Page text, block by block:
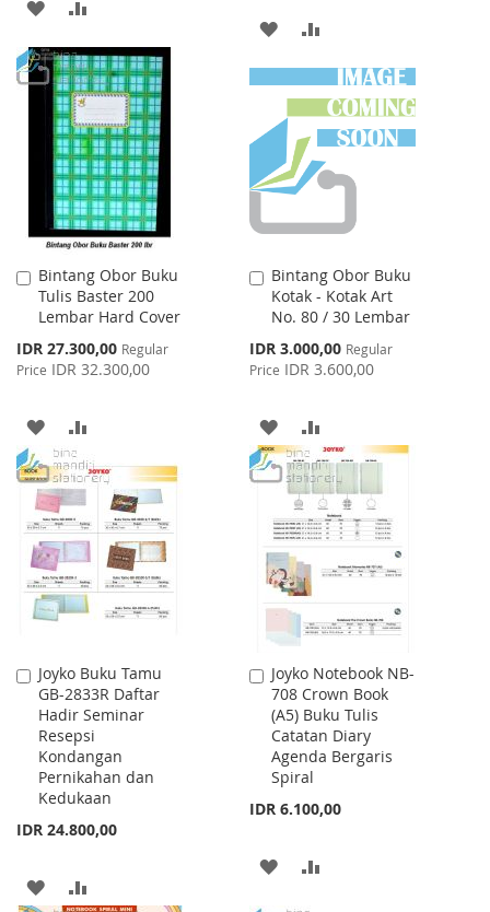
ADD
TO
WISH
LIST
TO
COMPARE
ADD
TO
WISH
LIST
TO
COMPARE
Bintang Obor Buku
Tulis Baster 200
Lembar Hard Cover
Special
Price
IDR 27.300,00 Regular
Price IDR 32.300,00
Add
to
Cart
ADD
TO
WISH
LIST
TO
COMPARE
Bintang Obor Buku
Kotak - Kotak Art
No. 80 / 30 Lembar
Special
Price
IDR 3.000,00 Regular
Price IDR 3.600,00
Add
to
Cart
ADD
TO
WISH
LIST
TO
COMPARE
Joyko Buku Tamu
GB-2833R Daftar
Hadir Seminar
Resepsi
Kondangan
Pernikahan dan
Kedukaan
IDR 24.800,00
Add
to
Cart
ADD
Joyko Notebook NB-
708 Crown Book
(A5) Buku Tulis
Catatan Diary
Agenda Bergaris
Spiral
IDR 6.100,00
Add
to
Cart
ADD